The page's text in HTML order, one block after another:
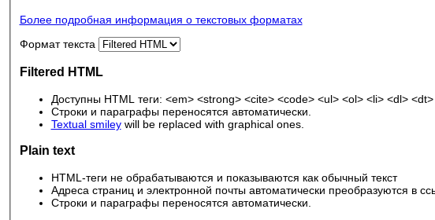
Более подробная информация о текстовых форматах
Формат текста
Filtered HTML
Доступны HTML теги: <em> <strong> <cite> <code> <ul> <ol> <li> <dl>
Строки и параграфы переносятся автоматически.
Textual smileywill be replaced with graphical ones.
Plain text
HTML-теги не обрабатываются и показываются как обычный текст
Адреса страниц и электронной почты автоматически преобразуются в
Строки и параграфы переносятся автоматически.